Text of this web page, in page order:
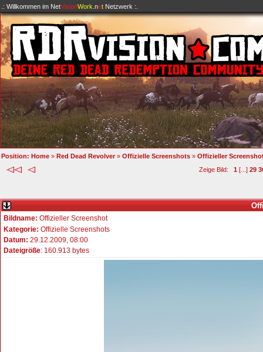
.: Willkommen im NetVisionWork .netNetzwerk :.
Position: Home » Red Dead Revolver» Offizielle Screenshots » Offizieller
Zeige Bild: 1 [...] 29
Bildname: Offizieller Screenshot
Kategorie: Offizielle Screenshots
Datum: 29.12.2009, 08:00
Dateigröße: 160.913 bytes